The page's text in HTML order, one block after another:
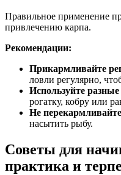
Правильное применение
привлечению карпа.
Рекомендации:
Прикармливайте
ловли регулярно,
Используйте
рогатку, кобру или
Не
насытить рыбу.
Советы для
практика и